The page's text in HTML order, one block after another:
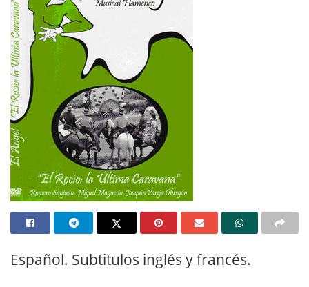
Español. Subtitulos inglés y francés.